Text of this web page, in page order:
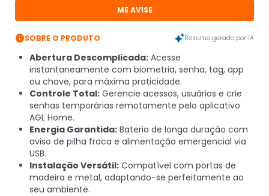
ME AVISE
SOBRE O PRODUTO Resumo gerado por IA
Abertura Descomplicada: Acesse
instantaneamente com biometria, senha, tag, app
ou chave, para máxima praticidade.
Controle Total: Gerencie acessos, usuários e crie
senhas temporárias remotamente pelo aplicativo
AGL Home.
Energia Garantida: Bateria de longa duração com
aviso de pilha fraca e alimentação emergencial via
USB.
Instalação Versátil: Compatível com portas de
madeira e metal, adaptando-se perfeitamente ao
seu ambiente.